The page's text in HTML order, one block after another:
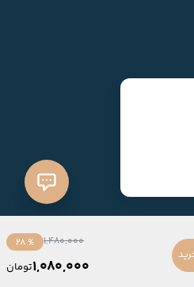
1,480,000
% 28
1,080,000تومان فروشگاه ساز میهن شاپ